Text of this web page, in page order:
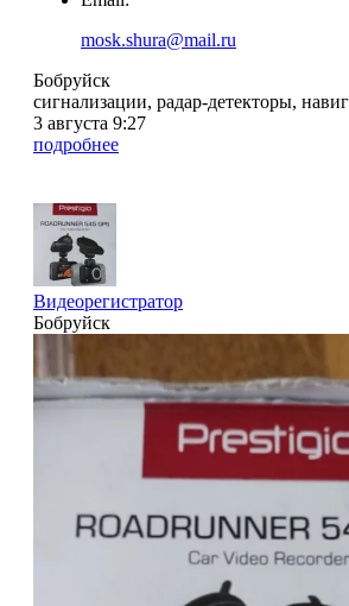
mosk.shura@mail.ru
Бобруйск
сигнализации, радар-детекторы,
3 августа 9:27
подробнее
Видеорегистратор
Бобруйск